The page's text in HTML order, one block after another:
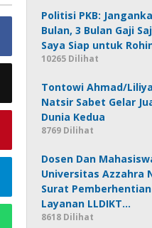
Politisi PKB:
Bulan, 3 Bulan Gaji
Saya Siap untuk
10265 Dilihat
Tontowi Ahmad/
Natsir Sabet Gelar
Dunia Kedua
8769 Dilihat
Dosen Dan
Universitas Azzahra
Surat Pemberhentian
Layanan LLDIKT…
8618 Dilihat